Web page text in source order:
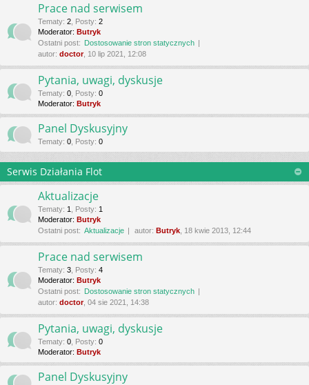
Prace nad serwisem
Tematy: 2 Posty: 2
Moderator: Butryk
Ostatni post: Dostosowanie stron statycznych
autor: doctor, 10 lip 2021, 12:08
Pytania, uwagi, dyskusje
Tematy: 0 Posty: 0
Moderator: Butryk
Panel Dyskusyjny
Tematy: 0 Posty: 0
Serwis Działania Flot
Aktualizacje
Tematy: 1 Posty: 1
Moderator: Butryk
Ostatni post: Aktualizacje autor: Butryk , 18 kwie 2013, 12:44
Prace nad serwisem
Tematy: 3 Posty: 4
Moderator: Butryk
Ostatni post: Dostosowanie stron statycznych
autor: doctor, 04 sie 2021, 14:38
Pytania, uwagi, dyskusje
Tematy: 0 Posty: 0
Moderator: Butryk
Panel Dyskusyjny